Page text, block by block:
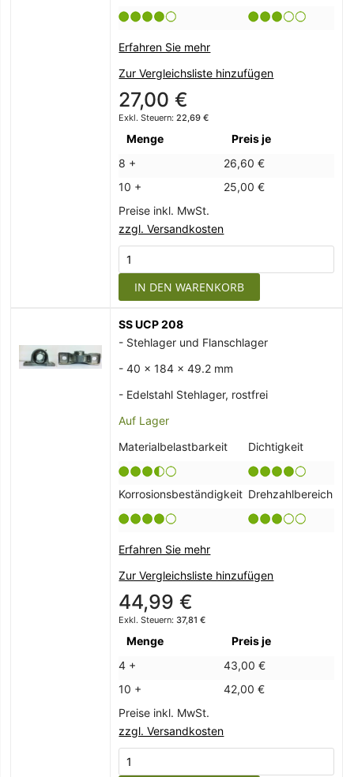
Erfahren Sie mehr
Zur Vergleichsliste hinzufügen
27,00 €
22,69 €
Menge
Preis je
8 +
26,60 €
10 +
25,00 €
Preise inkl. MwSt.
zzgl. Versandkosten
IN DEN WARENKORB
SS UCP 208
- Stehlager und Flanschlager
- 40 x 184 x 49.2 mm
- Edelstahl Stehlager, rostfrei
Auf Lager
Materialbelastbarkeit
Dichtigkeit
Korrosionsbeständigkeit Drehzahlbereich
Erfahren Sie mehr
Zur Vergleichsliste hinzufügen
44,99 €
37,81 €
Menge
Preis je
4 +
43,00 €
10 +
42,00 €
Preise inkl. MwSt.
zzgl. Versandkosten